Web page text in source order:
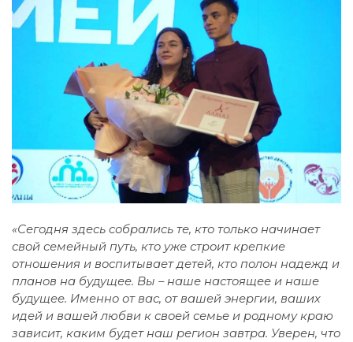
«Сегодня здесь собрались те, кто только начинает
свой семейный путь, кто уже строит крепкие
отношения и воспитывает детей, кто полон надежд и
планов на будущее. Вы – наше настоящее и наше
будущее. Именно от вас, от вашей энергии, ваших
идей и вашей любви к своей семье и родному краю
зависит, каким будет наш регион завтра. Уверен, что